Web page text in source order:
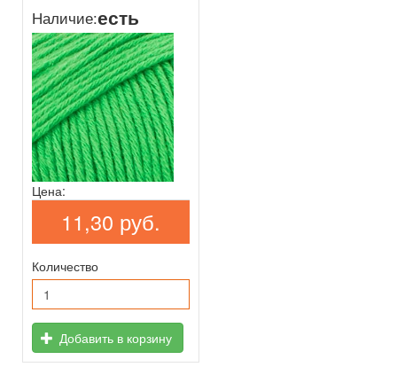
Наличие:есть
Цена:
11,30 руб.
Количество
Добавить в корзину